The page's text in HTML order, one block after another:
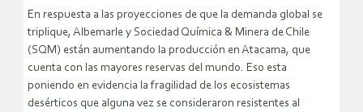
En respuesta a las proyecciones de que la demanda global se
triplique, Albemarle y Sociedad Química & Minera de Chile
(SQM) están aumentando la producción en Atacama, que
cuenta con las mayores reservas del mundo. Eso esta
poniendo en evidencia la fragilidad de los ecosistemas
desérticos que alguna vez se consideraron resistentes al